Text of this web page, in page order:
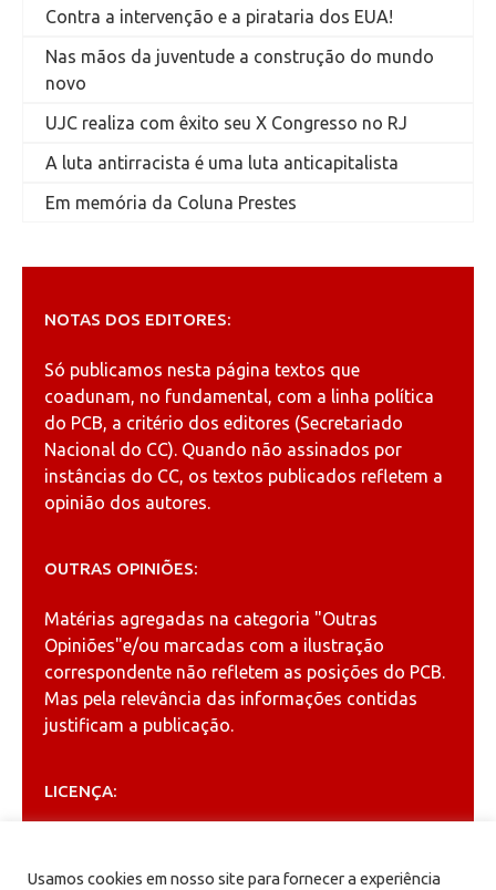
Contra a intervenção e a pirataria dos EUA!
Nas mãos da juventude a construção do mundo
novo
UJC realiza com êxito seu X Congresso no RJ
A luta antirracista é uma luta anticapitalista
Em memória da Coluna Prestes
NOTAS DOS EDITORES:
Só publicamos nesta página textos que
coadunam, no fundamental, com a linha política
do PCB, a critério dos editores (Secretariado
Nacional do CC). Quando não assinados por
instâncias do CC, os textos publicados refletem a
opinião dos autores.
OUTRAS OPINIÕES:
Matérias agregadas na categoria "Outras
Opiniões"e/ou marcadas com a ilustração
correspondente não refletem as posições do PCB.
Mas pela relevância das informações contidas
justificam a publicação.
LICENÇA:
Creative Commons
Usamos cookies em nosso site para fornecer a experiência